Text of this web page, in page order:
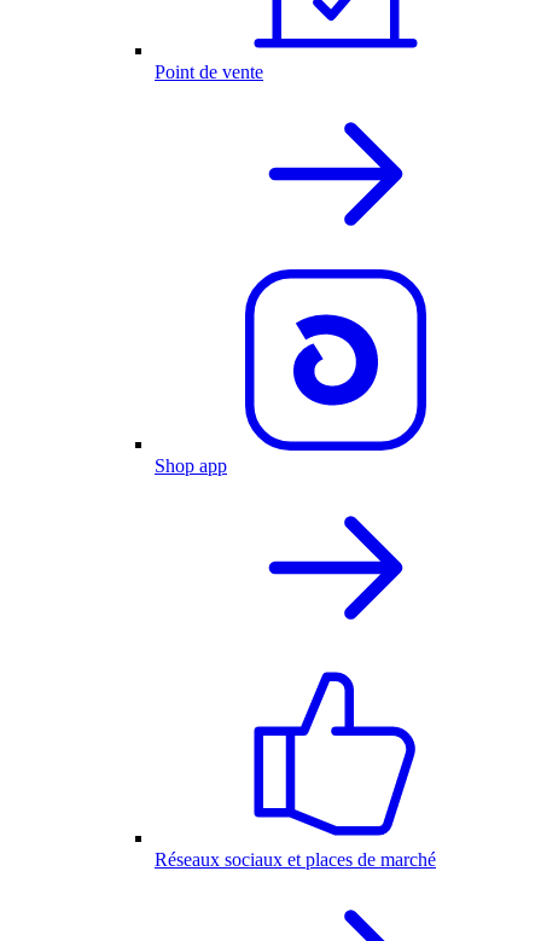
Point de vente
Shop app
Réseaux sociaux et places de marché